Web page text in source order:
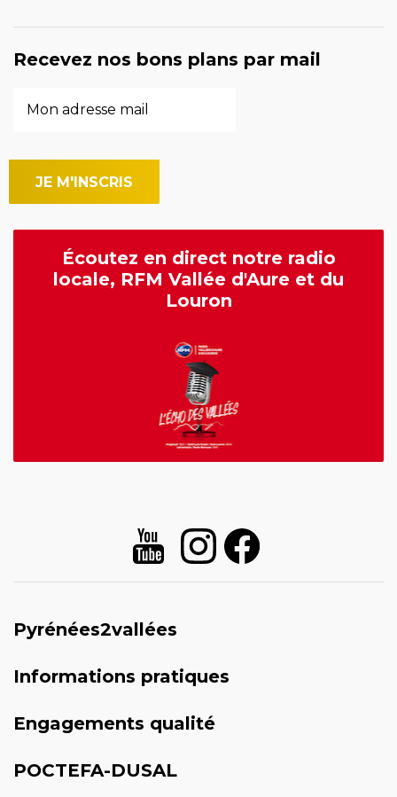
Recevez nos bons plans par mail
Écoutez en direct notre radio
locale, RFM Vallée d'Aure et du
Louron
Pyrénées2vallées
Informations pratiques
Engagements qualité
POCTEFA-DUSAL